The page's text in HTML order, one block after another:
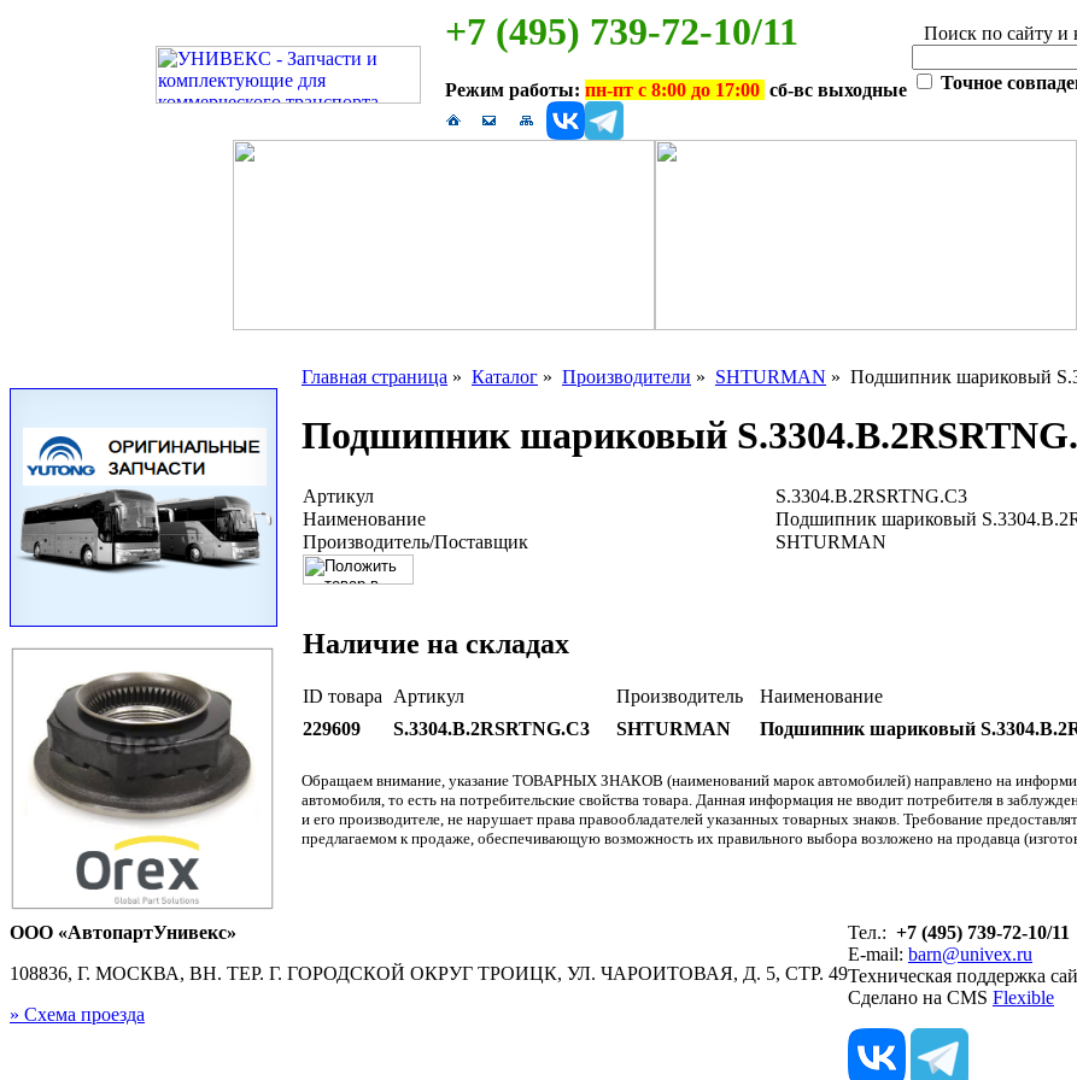
+7 (495) 739-72-10/11
Режим работы: пн-пт с 8:00 до 17:00 сб-вс выходные
Поиск по сайту и
Точное
Главная страница » Каталог » Производители » SHTURMAN » Подшипник шариковый
Подшипник шариковый
Артикул
S.3304.B.2RSRTNG.C3
Наименование
Подшипник шариковый
Производитель/Поставщик
SHTURMAN
Наличие на складах
ID товара Артикул Производитель Наименование
229609
S.3304.B.2RSRTNG.C3 SHTURMAN Подшипник шариковый
Обращаем внимание, указание ТОВАРНЫХ ЗНАКОВ (наименований марок автомобилей) направлено на
автомобиля, то есть на потребительские свойства товара. Данная информация не вводит потребителя в
и его производителе, не нарушает права правообладателей указанных товарных знаков. Требование
предлагаемом к продаже, обеспечивающую возможность их правильного выбора возложено на продавца
ООО «АвтопартУнивекс»
108836, Г. МОСКВА, ВН. ТЕР. Г. ГОРОДСКОЙ ОКРУГ ТРОИЦК, УЛ. ЧАРОИТОВАЯ, Д. 5, СТР. 49
» Схема проезда
Тел.: +7 (495) 739-72-10/11
E-mail: barn@univex.ru
Техническая поддержка
Сделано на CMS Flexible